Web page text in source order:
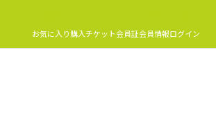
お気に入り購入チケット会員証会員情報ログイン